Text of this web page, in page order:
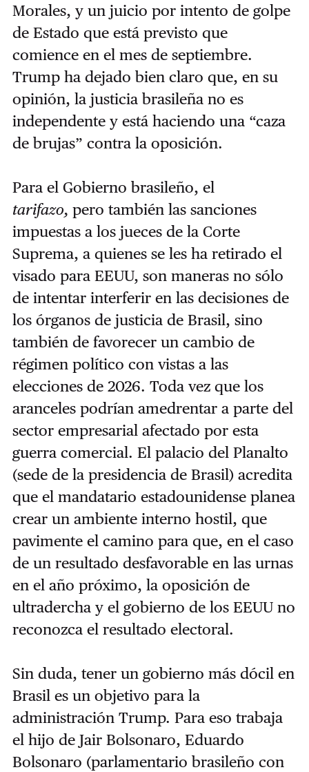
Morales, y un juicio por intento de golpe
de Estado que está previsto que
comience en el mes de septiembre.
Trump ha dejado bien claro que, en su
opinión, la justicia brasileña no es
independente y está haciendo una “caza
de brujas” contra la oposición.
Para el Gobierno brasileño, el
tarifazo, pero también las sanciones
impuestas a los jueces de la Corte
Suprema, a quienes se les ha retirado el
visado para EEUU, son maneras no sólo
de intentar interferir en las decisiones de
los órganos de justicia de Brasil, sino
también de favorecer un cambio de
régimen político con vistas a las
elecciones de 2026. Toda vez que los
aranceles podrían amedrentar a parte del
sector empresarial afectado por esta
guerra comercial. El palacio del Planalto
(sede de la presidencia de Brasil) acredita
que el mandatario estadounidense planea
crear un ambiente interno hostil, que
pavimente el camino para que, en el caso
de un resultado desfavorable en las urnas
en el año próximo, la oposición de
ultradercha y el gobierno de los EEUU no
reconozca el resultado electoral.
Sin duda, tener un gobierno más dócil en
Brasil es un objetivo para la
administración Trump. Para eso trabaja
el hijo de Jair Bolsonaro, Eduardo
Bolsonaro (parlamentario brasileño con